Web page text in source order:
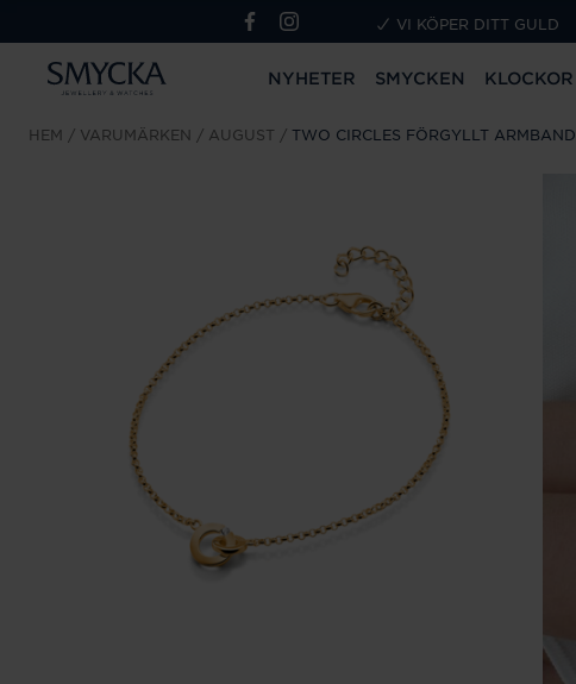
VI KÖPER DITT GULD
NYHETER SMYCKEN KLOCKOR
HEM VARUMÄRKEN AUGUST TWO CIRCLES FÖRGYLLT ARMBAND